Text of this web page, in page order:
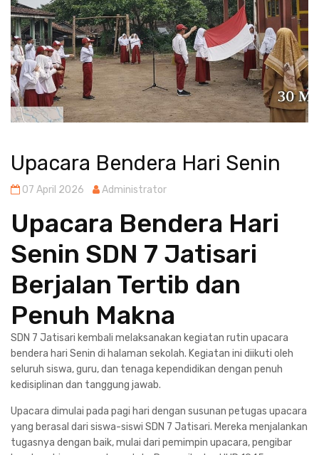
Upacara Bendera Hari Senin
07 April 2026 Administrator
Upacara Bendera Hari
Senin SDN 7 Jatisari
Berjalan Tertib dan
Penuh Makna
SDN 7 Jatisari kembali melaksanakan kegiatan rutin upacara
bendera hari Senin di halaman sekolah. Kegiatan ini diikuti oleh
seluruh siswa, guru, dan tenaga kependidikan dengan penuh
kedisiplinan dan tanggung jawab.
Upacara dimulai pada pagi hari dengan susunan petugas upacara
yang berasal dari siswa-siswi SDN 7 Jatisari. Mereka menjalankan
tugasnya dengan baik, mulai dari pemimpin upacara, pengibar